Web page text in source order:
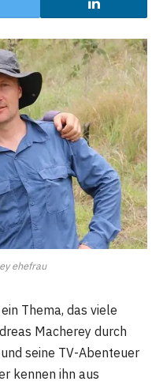
ehefrau
Thema, das viele
Macherey durch
seine TV-Abenteuer
kennen ihn aus